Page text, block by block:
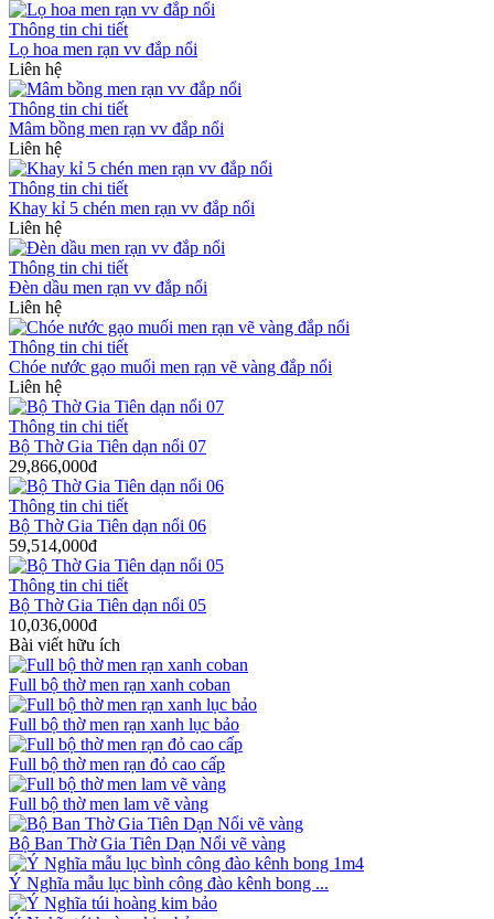
Thông tin chi tiết
Lọ hoa men rạn vv đắp nổi
Liên hệ
Thông tin chi tiết
Mâm bồng men rạn vv đắp nổi
Liên hệ
Thông tin chi tiết
Khay kỉ 5 chén men rạn vv đắp nổi
Liên hệ
Thông tin chi tiết
Đèn dầu men rạn vv đắp nổi
Liên hệ
Thông tin chi tiết
Chóe nước gạo muối men rạn vẽ vàng đắp nổi
Liên hệ
Thông tin chi tiết
Bộ Thờ Gia Tiên dạn nổi 07
29,866,000đ
Thông tin chi tiết
Bộ Thờ Gia Tiên dạn nổi 06
59,514,000đ
Thông tin chi tiết
Bộ Thờ Gia Tiên dạn nổi 05
10,036,000đ
Bài viết hữu ích
Full bộ thờ men rạn xanh coban
Full bộ thờ men rạn xanh lục bảo
Full bộ thờ men rạn đỏ cao cấp
Full bộ thờ men lam vẽ vàng
Bộ Ban Thờ Gia Tiên Dạn Nổi vẽ vàng
Ý Nghĩa mẫu lục bình công đào kênh bong ...